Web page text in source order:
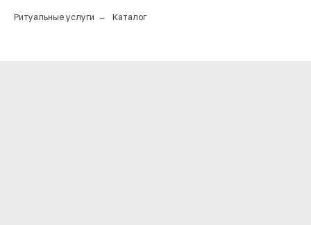
Ритуальные услуги → Каталог